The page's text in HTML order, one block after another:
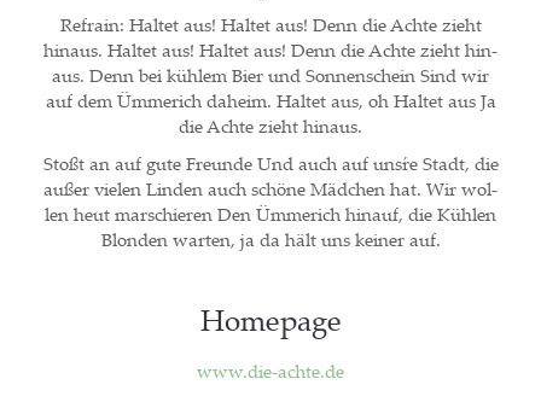
Refrain: Hal­tet aus! Hal­tet aus! Denn die Ach­te zieht
hin­aus. Hal­tet aus! Hal­tet aus! Denn die Ach­te zieht hin­
aus. Denn bei küh­lem Bier und Son­nen­schein Sind wir
auf dem Ümme­rich daheim. Hal­tet aus, oh Hal­tet aus Ja
die Ach­te zieht hinaus.
Stoßt an auf gute Freun­de Und auch auf uns´re Stadt, die
außer vie­len Lin­den auch schö­ne Mäd­chen hat. Wir wol­
len heut mar­schie­ren Den Ümme­rich hin­auf, die Küh­len
Blon­den war­ten, ja da hält uns kei­ner auf.
Home­page
www.die-achte.de